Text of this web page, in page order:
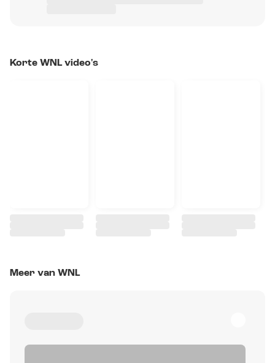
Korte WNL video's
Meer van WNL